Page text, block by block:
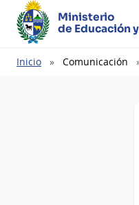
Ministerio
de Educación
Ruta
Inicio Comunicación